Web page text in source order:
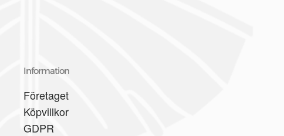
Information
Företaget
Köpvillkor
GDPR